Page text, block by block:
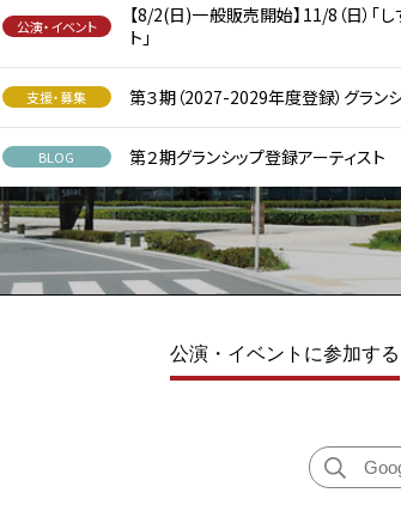
公演・イベント
【8/2(日)一般販売開始】11/8（日）「
ト」
支援・募集 第３期（2027-2029年度登録）グラン
BLOG 第２期グランシップ登録アーティス
公演・イベントに参加する